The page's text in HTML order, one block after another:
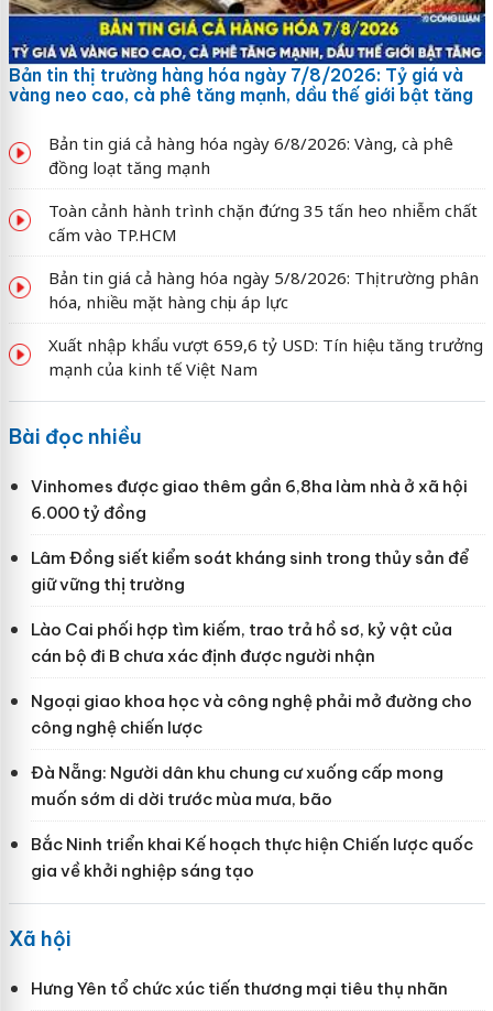
Bản tin thị trường hàng hóa ngày 7/8/2026: Tỷ giá và
vàng neo cao, cà phê tăng mạnh, dầu thế giới bật tăng
Bản tin giá cả hàng hóa ngày 6/8/2026: Vàng, cà phê
đồng loạt tăng mạnh
Toàn cảnh hành trình chặn đứng 35 tấn heo nhiễm chất
cấm vào TP.HCM
Bản tin giá cả hàng hóa ngày 5/8/2026: Thị trường phân
hóa, nhiều mặt hàng chịu áp lực
Xuất nhập khẩu vượt 659,6 tỷ USD: Tín hiệu tăng trưởng
mạnh của kinh tế Việt Nam
Bài đọc nhiều
Vinhomes được giao thêm gần 6,8ha làm nhà ở xã hội
6.000 tỷ đồng
Lâm Đồng siết kiểm soát kháng sinh trong thủy sản để
giữ vững thị trường
Lào Cai phối hợp tìm kiếm, trao trả hồ sơ, kỷ vật của
cán bộ đi B chưa xác định được người nhận
Ngoại giao khoa học và công nghệ phải mở đường cho
công nghệ chiến lược
Đà Nẵng: Người dân khu chung cư xuống cấp mong
muốn sớm di dời trước mùa mưa, bão
Bắc Ninh triển khai Kế hoạch thực hiện Chiến lược quốc
gia về khởi nghiệp sáng tạo
Xã hội
Hưng Yên tổ chức xúc tiến thương mại tiêu thụ nhãn